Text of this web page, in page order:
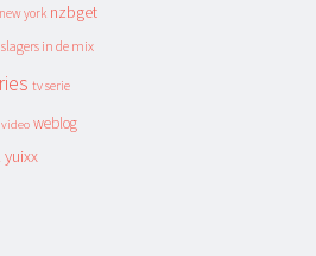
new york nzbget
slagers in de mix
tv serie
video weblog
yuixx